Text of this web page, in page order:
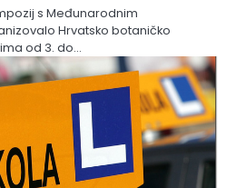
s Međunarodnim
Hrvatsko botaničko
od 3. do…